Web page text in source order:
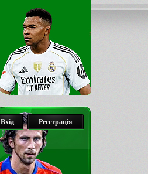
Реєстрація
Вхід